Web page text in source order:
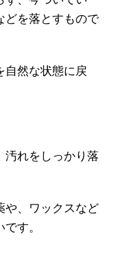
どを落とすもので
自然な状態に戻
汚れをしっかり落
や、ワックスなど
す。